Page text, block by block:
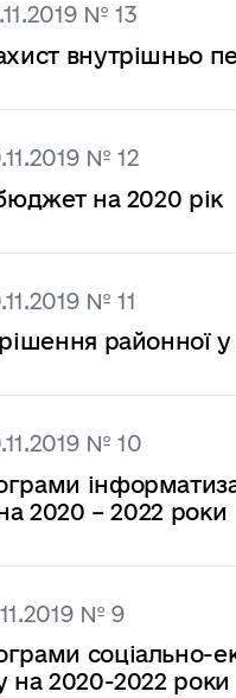
№ 13
внутрішньо
№ 12
на 2020 рік
№ 11
районної
№ 10
2020 – 2022 роки
№ 9
соціально-
на 2020-2022 роки